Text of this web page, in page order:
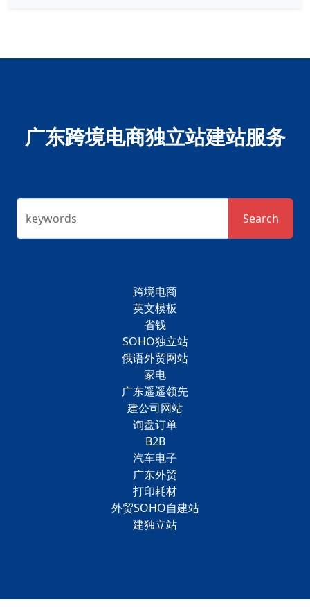
广东跨境电商独立站建站服务
keywords Search
跨境电商
英文模板
省钱
SOHO独立站
俄语外贸网站
家电
广东遥遥领先
建公司网站
询盘订单
B2B
汽车电子
广东外贸
打印耗材
外贸SOHO自建站
建独立站